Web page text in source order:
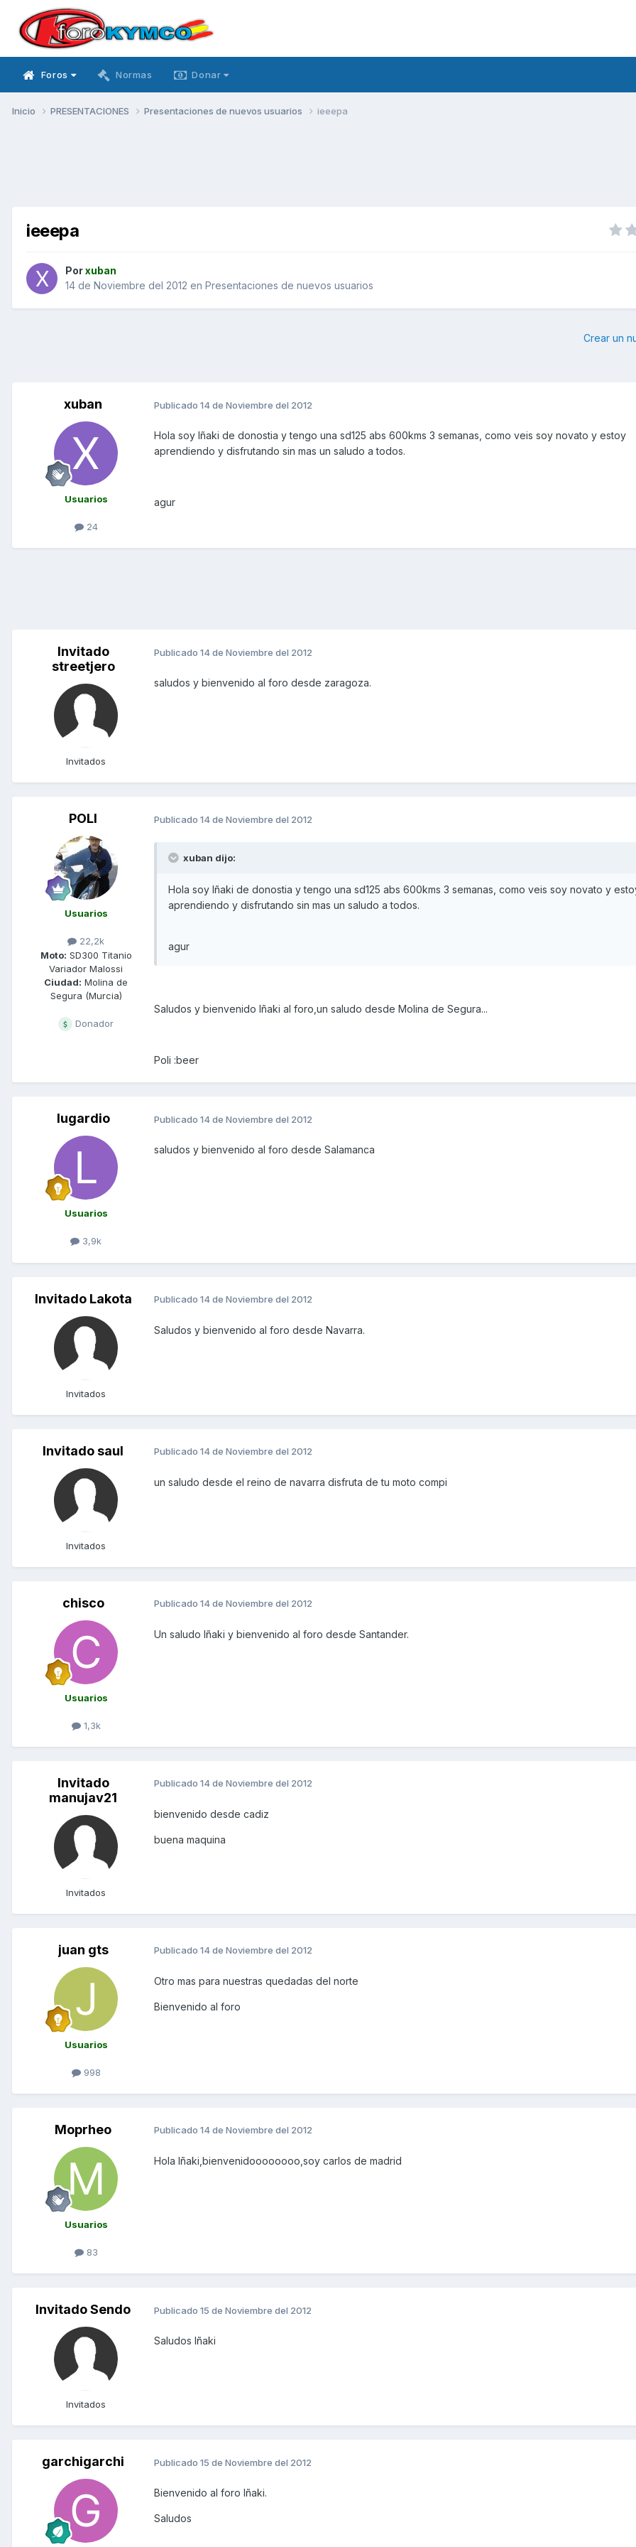
Foros Normas Donar
Inicio PRESENTACIONES Presentaciones de nuevos usuarios ieeepa
ieeepa
Porxuban
14 de Noviembre del 2012 en Presentaciones de nuevos usuarios
Crear un
xuban
Usuarios
24
Publicado 14 de Noviembre del 2012
Hola soy Iñaki de donostia y tengo una sd125 abs 600kms 3 semanas, como veis soy novato y estoy
aprendiendo y disfrutando sin mas un saludo a todos.
agur
Invitado
streetjero
Invitados
Publicado 14 de Noviembre del 2012
saludos y bienvenido al foro desde zaragoza.
POLI
Usuarios
22,2k
Moto: SD300 Titanio
Variador Malossi
Ciudad: Molina de
Segura (Murcia)
Donador
Publicado 14 de Noviembre del 2012
xuban dijo:
Hola soy Iñaki de donostia y tengo una sd125 abs 600kms 3 semanas, como veis soy novato y
aprendiendo y disfrutando sin mas un saludo a todos.
agur
Saludos y bienvenido Iñaki al foro,un saludo desde Molina de Segura...
Poli :beer
lugardio
Usuarios
3,9k
Publicado 14 de Noviembre del 2012
saludos y bienvenido al foro desde Salamanca
Invitado Lakota
Invitados
Publicado 14 de Noviembre del 2012
Saludos y bienvenido al foro desde Navarra.
Invitado saul
Invitados
Publicado 14 de Noviembre del 2012
un saludo desde el reino de navarra disfruta de tu moto compi
chisco
Usuarios
1,3k
Publicado 14 de Noviembre del 2012
Un saludo Iñaki y bienvenido al foro desde Santander.
Invitado
manujav21
Invitados
Publicado 14 de Noviembre del 2012
bienvenido desde cadiz
buena maquina
juan gts
Usuarios
998
Publicado 14 de Noviembre del 2012
Otro mas para nuestras quedadas del norte
Bienvenido al foro
Moprheo
Usuarios
83
Publicado 14 de Noviembre del 2012
Hola Iñaki,bienvenidoooooooo,soy carlos de madrid
Invitado Sendo
Invitados
Publicado 15 de Noviembre del 2012
Saludos Iñaki
garchigarchi Publicado 15 de Noviembre del 2012
Bienvenido al foro Iñaki.
Saludos